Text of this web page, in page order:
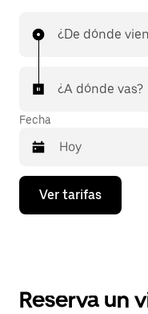
¿De dónde
¿A dónde vas?
Fecha
Presiona
flecha
el
Ver tarifas
Reserva un